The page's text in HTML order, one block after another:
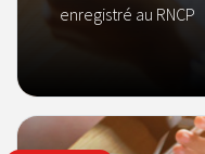
enregistré au RNCP